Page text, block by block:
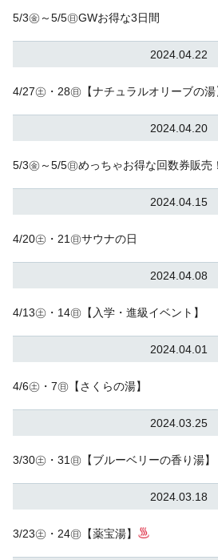
5/3㊎～5/5㊐GWお得な3日間
2024.04.22
4/27㊏・28㊐【ナチュラルオリーブの湯
2024.04.20
5/3㊎～5/5㊐めっちゃお得な回数券販売
2024.04.15
4/20㊏・21㊐サウナの日
2024.04.08
4/13㊏・14㊐【入学・進級イベント】
2024.04.01
4/6㊏・7㊐【さくらの湯】
2024.03.25
3/30㊏・31㊐【ブルーベリーの香り湯】
2024.03.18
3/23㊏・24㊐【薬宝湯】